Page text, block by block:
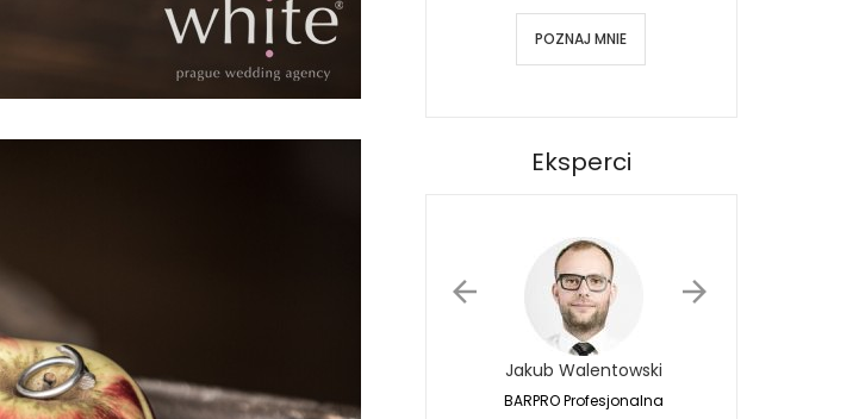
POZNAJ MNIE
Eksperci
Jakub Walentowski
BARPRO Profesjonalna